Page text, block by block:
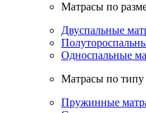
Матрасы по
Двуспальные
Односпальные
Матрасы по типу
Пружинные